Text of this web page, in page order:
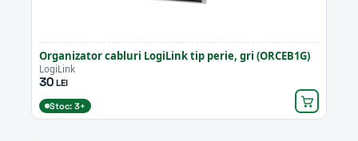
Organizator cabluri LogiLink tip perie, gri (ORCEB1G)
LogiLink
30LEI
Stoc: 3+